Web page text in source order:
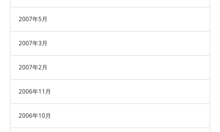
2007年5月
2007年3月
2007年2月
2006年11月
2006年10月